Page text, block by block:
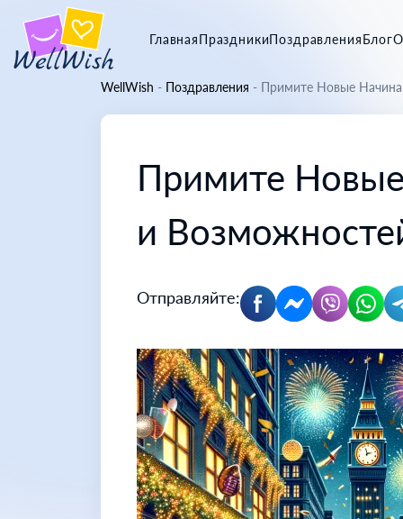
ГлавнаяПраздникиПоздравленияБлог
WellWish - Поздравления - Примите Новые
Примите
и
Отправляйте: